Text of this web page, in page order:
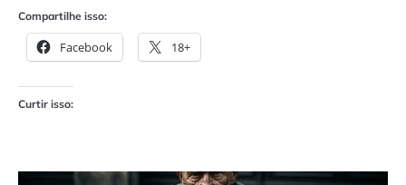
Compartilhe isso:
Facebook 18+
Curtir isso: